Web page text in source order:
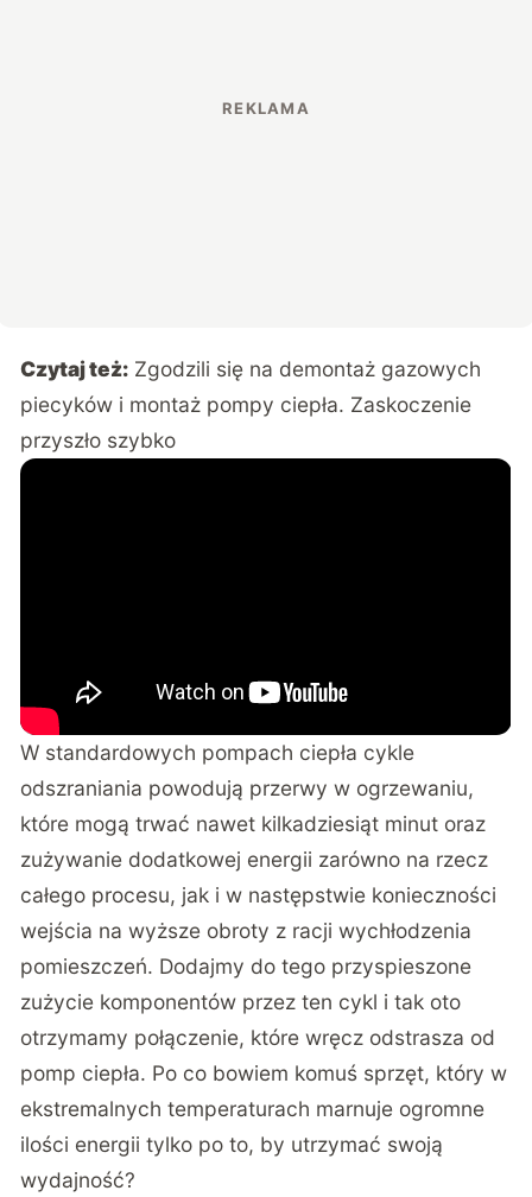
Czytaj też: Zgodzili się na demontaż gazowych
piecyków i montaż pompy ciepła. Zaskoczenie
przyszło szybko
W standardowych pompach ciepła cykle
odszraniania powodują przerwy w ogrzewaniu,
które mogą trwać nawet kilkadziesiąt minut oraz
zużywanie dodatkowej energii zarówno na rzecz
całego procesu, jak i w następstwie konieczności
wejścia na wyższe obroty z racji wychłodzenia
pomieszczeń. Dodajmy do tego przyspieszone
zużycie komponentów przez ten cykl i tak oto
otrzymamy połączenie, które wręcz odstrasza od
pomp ciepła. Po co bowiem komuś sprzęt, który w
ekstremalnych temperaturach marnuje ogromne
ilości energii tylko po to, by utrzymać swoją
wydajność?